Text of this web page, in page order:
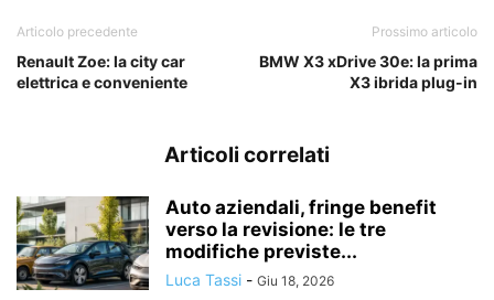
Articolo precedente
Renault Zoe: la city car
elettrica e conveniente
Prossimo articolo
BMW X3 xDrive 30e: la prima
X3 ibrida plug-in
Articoli correlati
Auto aziendali, fringe benefit
verso la revisione: le tre
modifiche previste...
Luca Tassi - Giu 18, 2026